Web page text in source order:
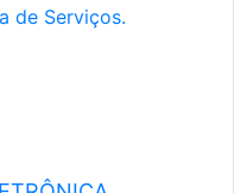
de Serviços.